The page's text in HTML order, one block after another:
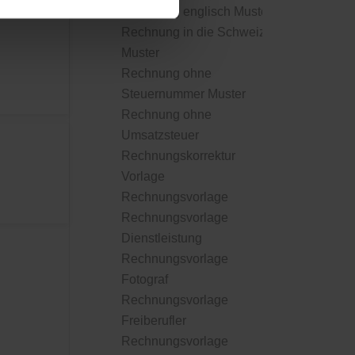
Rechnung englisch Muster
Rechnung in die Schweiz
Muster
Rechnung ohne
Steuernummer Muster
Rechnung ohne
Umsatzsteuer
Rechnungskorrektur
Vorlage
Rechnungsvorlage
Rechnungsvorlage
Dienstleistung
Rechnungsvorlage
Fotograf
Rechnungsvorlage
Freiberufler
Rechnungsvorlage